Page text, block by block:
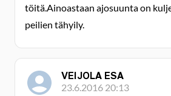
töitä.Ainoastaan ajosuunta on
peilien tähyily.
VEIJOLA ESA
23.6.2016 20:13